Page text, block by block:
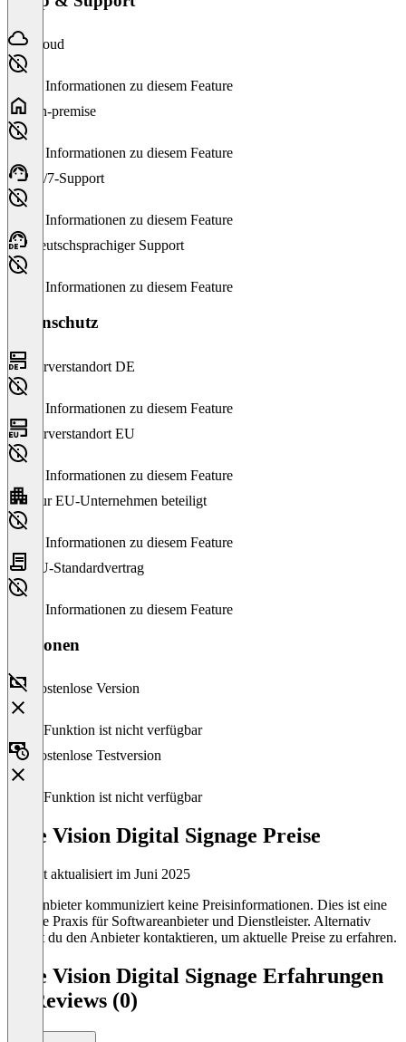
Cloud
Keine Informationen zu diesem Feature
On-premise
Keine Informationen zu diesem Feature
24/7-Support
Keine Informationen zu diesem Feature
Deutschsprachiger Support
Keine Informationen zu diesem Feature
Datenschutz
Serverstandort DE
Keine Informationen zu diesem Feature
Serverstandort EU
Keine Informationen zu diesem Feature
Nur EU-Unternehmen beteiligt
Keine Informationen zu diesem Feature
EU-Standardvertrag
Keine Informationen zu diesem Feature
Versionen
Kostenlose Version
Diese Funktion ist nicht verfügbar
Kostenlose Testversion
Diese Funktion ist nicht verfügbar
Rise Vision Digital Signage Preise
Zuletzt aktualisiert im Juni 2025
Der Anbieter kommuniziert keine Preisinformationen. Dies ist eine
übliche Praxis für Softwareanbieter und Dienstleister. Alternativ
kannst du den Anbieter kontaktieren, um aktuelle Preise zu erfahren.
Rise Vision Digital Signage Erfahrungen
& Reviews (0)